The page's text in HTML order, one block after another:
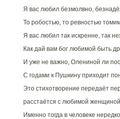
Я вас любил безмолвно,
То робостью, то ревностью
Я вас любил так искренне, так
Как дай вам бог любимой быть
И уже не важно, Олениной ли
С годами к Пушкину приходит
Это стихотворение передаёт
расстаётся с любимой
Именно тогда в человеке